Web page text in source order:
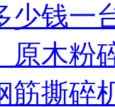
少钱一
原木粉
筋撕碎